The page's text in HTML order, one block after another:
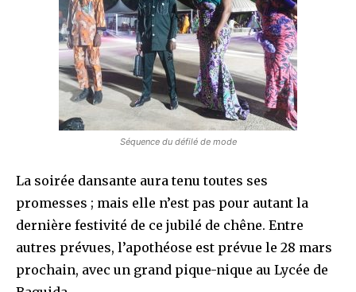
Séquence du défilé de mode
La soirée dansante aura tenu toutes ses
promesses ; mais elle n’est pas pour autant la
dernière festivité de ce jubilé de chêne. Entre
autres prévues, l’apothéose est prévue le 28 mars
prochain, avec un grand pique-nique au Lycée de